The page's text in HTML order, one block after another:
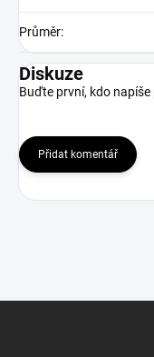
Průměr:
Diskuze
Buďte první, kdo
Přidat komentář